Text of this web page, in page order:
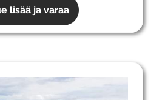
lisää ja varaa